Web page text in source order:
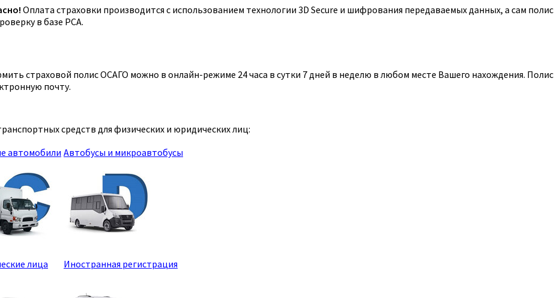
Оплата страховки производится с использованием технологии 3D Secure и шифрования передаваемых данных, а сам полис
в базе РСА.
страховой полис ОСАГО можно в онлайн-режиме 24 часа в сутки 7 дней в неделю в любом месте Вашего нахождения. Полис
почту.
средств для физических и юридических лиц:
автомобили Автобусы и микроавтобусы
лица Иностранная регистрация